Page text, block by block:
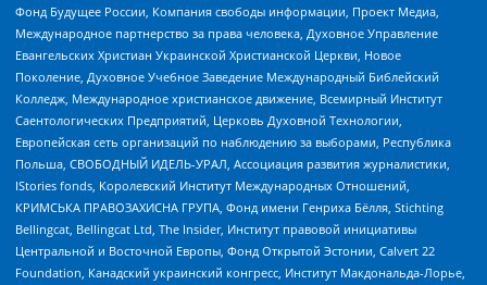
Фонд Будущее России, Компания свободы информации, Проект Медиа,
Международное партнерство за права человека, Духовное Управление
Евангельских Христиан Украинской Христианской Церкви, Новое
Поколение, Духовное Учебное Заведение Международный Библейский
Колледж, Международное христианское движение, Всемирный Институт
Саентологических Предприятий, Церковь Духовной Технологии,
Европейская сеть организаций по наблюдению за выборами, Республика
Польша, СВОБОДНЫЙ ИДЕЛЬ-УРАЛ, Ассоциация развития журналистики,
IStories fonds, Королевский Институт Международных Отношений,
КРИМСЬКА ПРАВОЗАХИСНА ГРУПА, Фонд имени Генриха Бёлля, Stichting
Bellingcat, Bellingcat Ltd, The Insider, Институт правовой инициативы
Центральной и Восточной Европы, Фонд Открытой Эстонии, Calvert 22
Foundation, Канадский украинский конгресс, Институт Макдональда-Лорье,